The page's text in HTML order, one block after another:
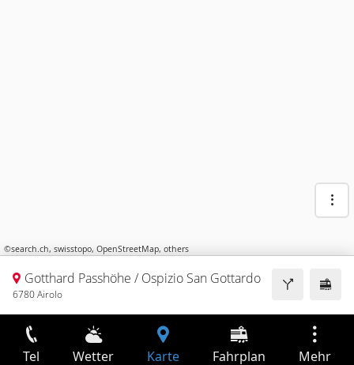
©search.ch, swisstopo, OpenStreetMap, others
Gotthard Passhöhe / Ospizio San Gottardo
6780 Airolo
Tel Wetter Karte Fahrplan Mehr